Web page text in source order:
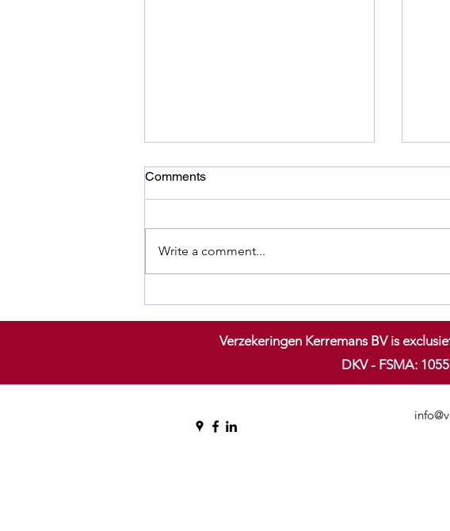
Comments
Write a comment...
Verzekeringen Kerremans BV is
DKV - FSMA: